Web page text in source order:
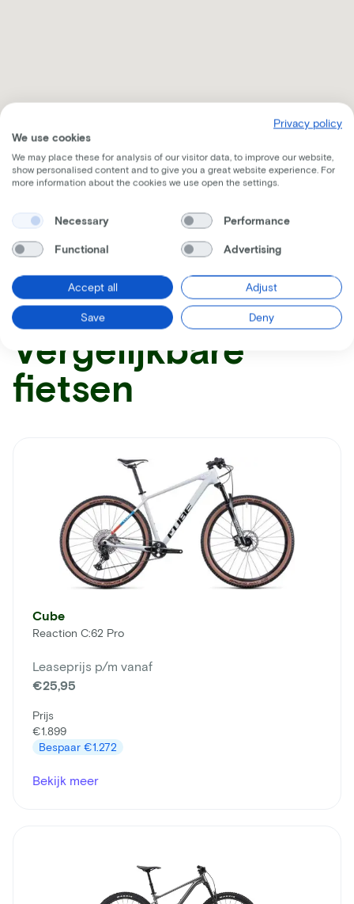
Ontvang alle nodige informatie per mail
Vergelijkbare
fietsen
Cube
Reaction C:62 Pro
Leaseprijs p/m vanaf
€25,95
Prijs
€1.899
Bespaar €1.272
Bekijk meer
Privacy policy
We use cookies
We may place these for analysis of our visitor data, to improve our website,
show personalised content and to give you a great website experience. For
more information about the cookies we use open the settings.
Necessary Performance
Functional Advertising
Accept all Adjust
Save Deny